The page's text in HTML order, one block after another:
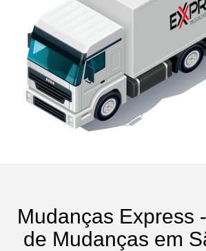
Mudanças Express
de Mudanças em